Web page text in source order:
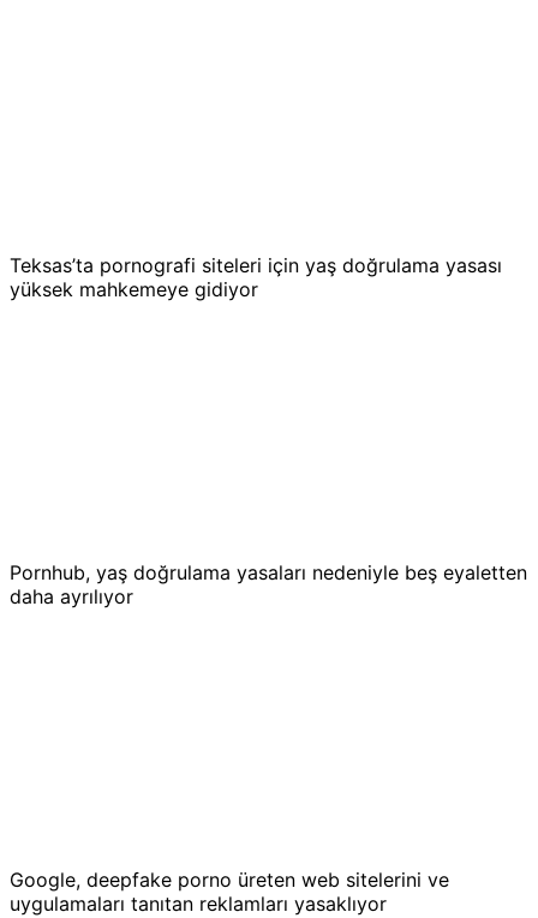
Teksas’ta pornografi siteleri için yaş doğrulama yasası
yüksek mahkemeye gidiyor
Pornhub, yaş doğrulama yasaları nedeniyle beş eyaletten
daha ayrılıyor
Google, deepfake porno üreten web sitelerini ve
uygulamaları tanıtan reklamları yasaklıyor